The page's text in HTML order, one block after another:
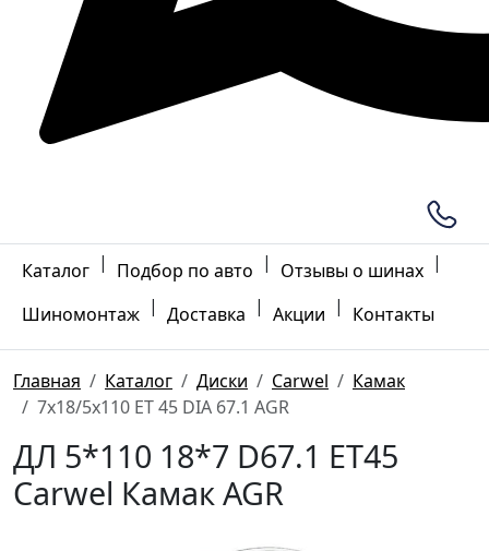
Каталог | Подбор по авто | Отзывы о шинах |
Шиномонтаж | Доставка | Акции | Контакты
Главная Каталог Диски Carwel
Камак
7x18/5x110 ET 45 DIA 67.1 AGR
ДЛ 5*110 18*7 D67.1 ET45
Carwel Камак AGR